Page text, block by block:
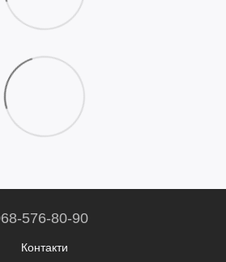
576-80-90
Контакти